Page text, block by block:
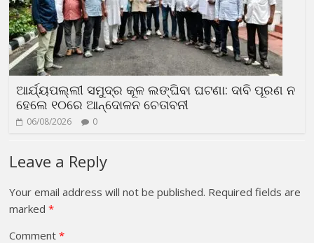
ଆର୍ଯ୍ୟପଲ୍ଲୀ ସମୁଦ୍ର କୂଳ ଲଙ୍ଘିବା ଘଟଣା: ଦାବି ପୂରଣ ନ
ହେଲେ ୧୦ରେ ଆନ୍ଦୋଳନ ଚେତାବନୀ
06/08/2026 0
Leave a Reply
Your email address will not be published. Required fields are
marked*
Comment*